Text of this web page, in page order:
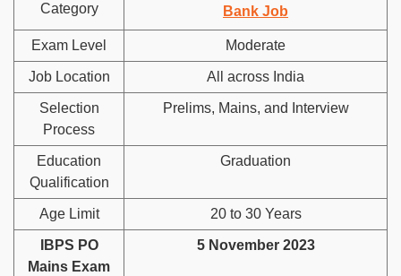
Category Bank Job
Exam Level Moderate
Job Location All across India
Selection
Process
Prelims, Mains, and Interview
Education
Qualification
Graduation
Age Limit 20 to 30 Years
IBPS PO
Mains Exam
5 November 2023